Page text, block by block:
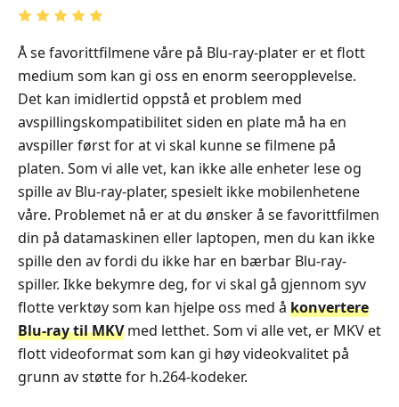
Å se favorittfilmene våre på Blu-ray-plater er et flott
medium som kan gi oss en enorm seeropplevelse.
Det kan imidlertid oppstå et problem med
avspillingskompatibilitet siden en plate må ha en
avspiller først for at vi skal kunne se filmene på
platen. Som vi alle vet, kan ikke alle enheter lese og
spille av Blu-ray-plater, spesielt ikke mobilenhetene
våre. Problemet nå er at du ønsker å se favorittfilmen
din på datamaskinen eller laptopen, men du kan ikke
spille den av fordi du ikke har en bærbar Blu-ray-
spiller. Ikke bekymre deg, for vi skal gå gjennom syv
flotte verktøy som kan hjelpe oss med å konvertere
Blu-ray til MKVmed letthet. Som vi alle vet, er MKV et
flott videoformat som kan gi høy videokvalitet på
grunn av støtte for h.264-kodeker.